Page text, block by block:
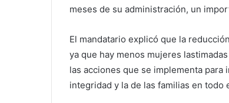
meses de su administración, un
El mandatario explicó que la
ya que hay menos mujeres
las acciones que se implementa
integridad y la de las familias en todo